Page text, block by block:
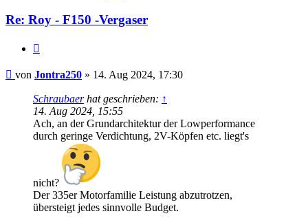
Re: Roy - F150 -Vergaser
Beitrag
von Jontra250 » 14. Aug 2024, 17:30
Schraubaerhat geschrieben: ↑
14. Aug 2024, 15:55
Ach, an der Grundarchitektur der Lowperformance
durch geringe Verdichtung, 2V-Köpfen etc. liegt's
nicht?
Der 335er Motorfamilie Leistung abzutrotzen,
übersteigt jedes sinnvolle Budget.